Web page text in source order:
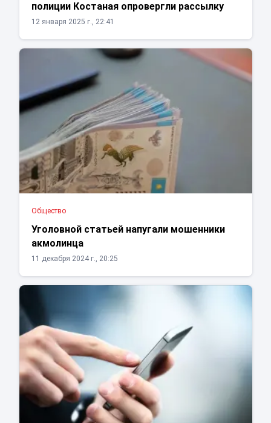
полиции Костаная опровергли рассылку
12 января 2025 г., 22:41
Общество
Уголовной статьей напугали мошенники
акмолинца
11 декабря 2024 г., 20:25